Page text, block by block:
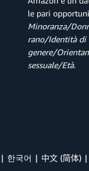
le pari
Minoranza/
rano/Identità di
genere/
sessuale/Età.
한국어 中文 (简体)